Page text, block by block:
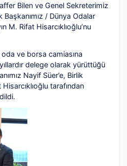
Bilen ve Genel Sekreterimiz
/ Dünya Odalar
M. Rifat Hisarcıklıoğlu’nu
ve borsa camiasına
delege olarak yürüttüğü
Nayif Süer’e, Birlik
Hisarcıklıoğlu tarafından